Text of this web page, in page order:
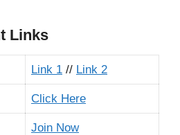
Links
Link 1 // Link 2
Click Here
Join Now